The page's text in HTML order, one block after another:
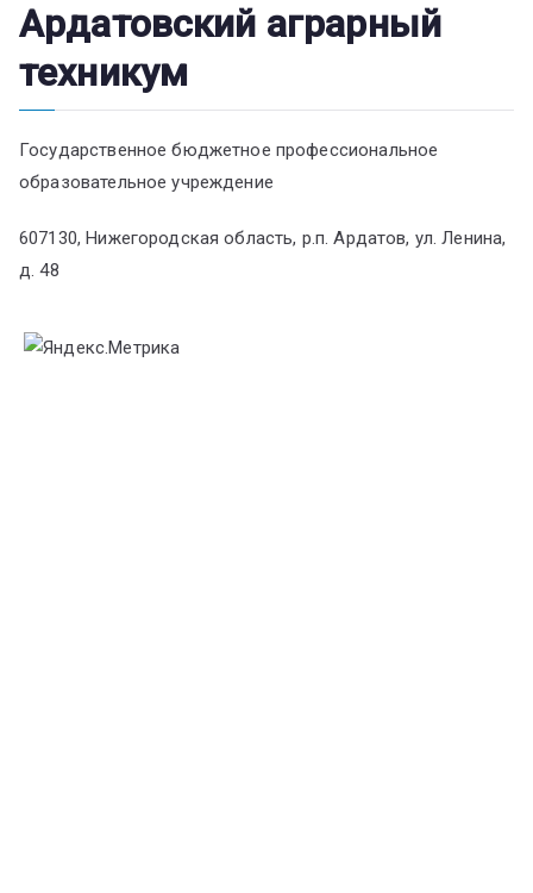
Ардатовский аграрный
техникум
Государственное бюджетное профессиональное
образовательное учреждение
607130, Нижегородская область, р.п. Ардатов, ул. Ленина,
д. 48